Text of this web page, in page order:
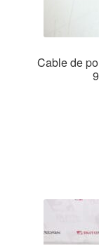
Cable de